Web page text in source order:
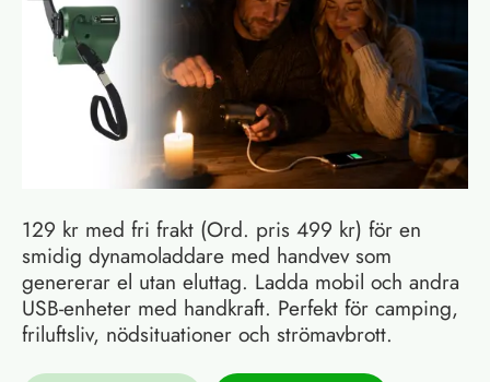
129 kr med fri frakt (Ord. pris 499 kr) för en
smidig dynamoladdare med handvev som
genererar el utan eluttag. Ladda mobil och andra
USB-enheter med handkraft. Perfekt för camping,
friluftsliv, nödsituationer och strömavbrott.